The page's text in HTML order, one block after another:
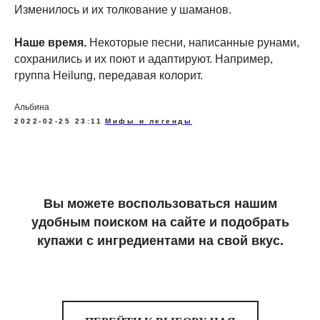
Изменилось и их толкование у шаманов.
Наше время. Некоторые песни, написанные рунами,
сохранились и их поют и адаптируют. Например,
группа Heilung, передавая колорит.
Альбина
2022-02-25 23:11 Мифы и легенды
Вы можете воспользоваться нашим
удобным поиском на сайте и подобрать
купажи с ингредиентами на свой вкус.